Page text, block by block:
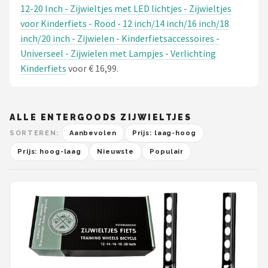
12-20 Inch - Zijwieltjes met LED lichtjes - Zijwieltjes
voor Kinderfiets - Rood - 12 inch/14 inch/16 inch/18
inch/20 inch - Zijwielen - Kinderfietsaccessoires -
Universeel - Zijwielen met Lampjes - Verlichting
Kinderfiets voor € 16,99.
ALLE ENTERGOODS ZIJWIELTJES
SORTEREN: Aanbevolen Prijs: laag-hoog
Prijs: hoog-laag Nieuwste Populair